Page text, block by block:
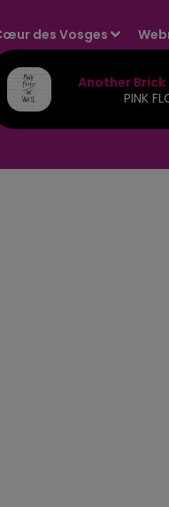
des Vosges
Another Brick
PINK